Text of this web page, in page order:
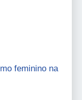
feminino na